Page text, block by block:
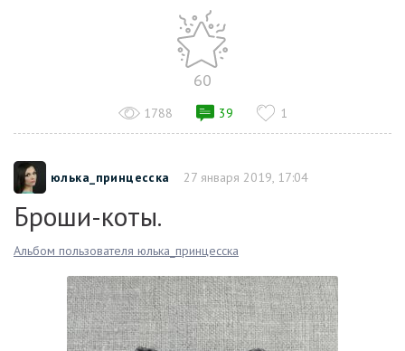
60
1788 39 1
юлька_принцесска 27 января 2019, 17:04
Броши-коты.
Альбом пользователя юлька_принцесска